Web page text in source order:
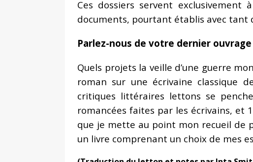
Ces dossiers servent
documents, pourtant établis avec tant
Parlez-nous de votre dernier
Quels projets la veille d’une guerre
roman sur une écrivaine classique
critiques littéraires lettons se
romancées faites par les écrivains, et
que je mette au point mon recueil de
un livre comprenant un choix de mes